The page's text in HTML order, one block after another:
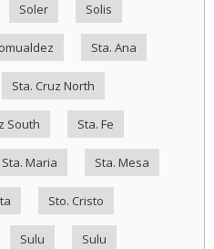
Soler Solis
Sta. Ana
Sta. Cruz North
South Sta. Fe
Sta. Maria Sta. Mesa
Sto. Cristo
Sulu Sulu